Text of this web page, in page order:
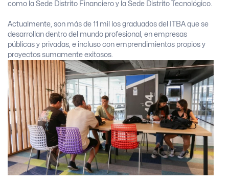
como la Sede Distrito Financiero y la Sede Distrito Tecnológico.
Actualmente, son más de 11 mil los graduados del ITBA que se
desarrollan dentro del mundo profesional, en empresas
públicas y privadas, e incluso con emprendimientos propios y
proyectos sumamente exitosos.